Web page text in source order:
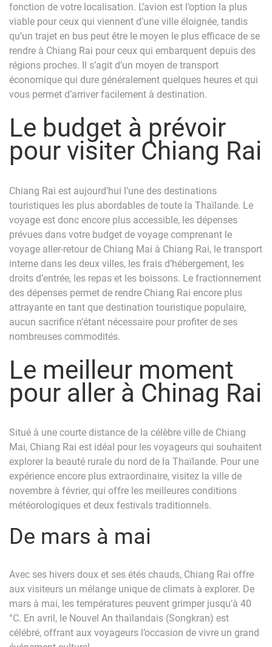
fonction de votre localisation. L’avion est l’option la plus
viable pour ceux qui viennent d’une ville éloignée, tandis
qu’un trajet en bus peut être le moyen le plus efficace de se
rendre à Chiang Rai pour ceux qui embarquent depuis des
régions proches. Il s’agit d’un moyen de transport
économique qui dure généralement quelques heures et qui
vous permet d’arriver facilement à destination.
Le budget à prévoir
pour visiter Chiang Rai
Chiang Rai est aujourd’hui l’une des destinations
touristiques les plus abordables de toute la Thaïlande. Le
voyage est donc encore plus accessible, les dépenses
prévues dans votre budget de voyage comprenant le
voyage aller-retour de Chiang Mai à Chiang Rai, le transport
interne dans les deux villes, les frais d’hébergement, les
droits d’entrée, les repas et les boissons. Le fractionnement
des dépenses permet de rendre Chiang Rai encore plus
attrayante en tant que destination touristique populaire,
aucun sacrifice n’étant nécessaire pour profiter de ses
nombreuses commodités.
Le meilleur moment
pour aller à Chinag Rai
Situé à une courte distance de la célèbre ville de Chiang
Mai, Chiang Rai est idéal pour les voyageurs qui souhaitent
explorer la beauté rurale du nord de la Thaïlande. Pour une
expérience encore plus extraordinaire, visitez la ville de
novembre à février, qui offre les meilleures conditions
météorologiques et deux festivals traditionnels.
De mars à mai
Avec ses hivers doux et ses étés chauds, Chiang Rai offre
aux visiteurs un mélange unique de climats à explorer. De
mars à mai, les températures peuvent grimper jusqu’à 40
°C. En avril, le Nouvel An thaïlandais (Songkran) est
célébré, offrant aux voyageurs l’occasion de vivre un grand